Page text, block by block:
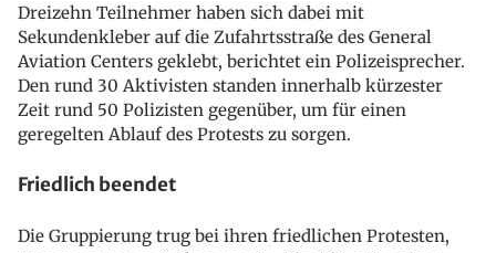
Dreizehn Teilnehmer haben sich dabei mit
Sekundenkleber auf die Zufahrtsstraße des General
Aviation Centers geklebt, berichtet ein Polizeisprecher.
Den rund 30 Aktivisten standen innerhalb kürzester
Zeit rund 50 Polizisten gegenüber, um für einen
geregelten Ablauf des Protests zu sorgen.
Friedlich beendet
Die Gruppierung trug bei ihren friedlichen Protesten,